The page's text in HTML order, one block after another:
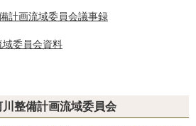
計画流域委員会議事録
域委員会資料
整備計画流域委員会